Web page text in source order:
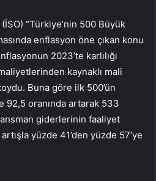
(İSO) “Türkiye’nin 500 Büyük
enflasyon öne çıkan konu
2023’te karlılığı
kaynaklı mali
Buna göre ilk 500’ün
92,5 oranında artarak 533
giderlerinin faaliyet
yüzde 41’den yüzde 57’ye